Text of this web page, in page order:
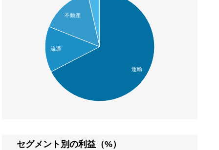
不動産
流通
運輸
セグメント別の利益（%）